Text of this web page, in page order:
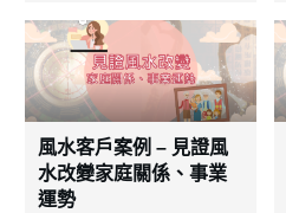
風水客戶案例 – 見證風
水改變家庭關係、事業
運勢